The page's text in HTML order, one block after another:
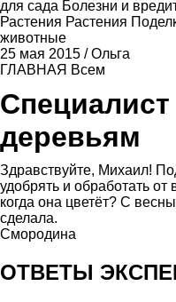
для сада Болезни и
Растения Растения
животные
25 мая 2015 /Ольга
ГЛАВНАЯ Всем
деревьям
Здравствуйте, Михаил!
удобрять и обработать
когда она цветёт? С
сделала.
Смородина
ОТВЕТЫ